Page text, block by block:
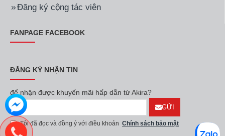
Đăng ký cộng tác viên
FANPAGE FACEBOOK
ĐĂNG KÝ NHẬN TIN
để nhận được khuyến mãi hấp dẫn từ Akira?
GỬI
Tôi đã đọc và đồng ý với điều khoản Chính sách bảo mật